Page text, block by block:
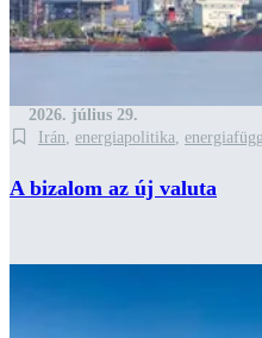
2026. július 29.
Irán energiapolitika
A bizalom az új valuta